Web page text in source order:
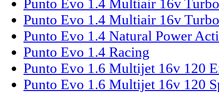
Punto Evo 1.4 Multiair 16v
Punto Evo 1.4 Multiair 16v
Punto Evo 1.4 Natural Power
Punto Evo 1.4 Racing
Punto Evo 1.6 Multijet 16v 120
Punto Evo 1.6 Multijet 16v 120